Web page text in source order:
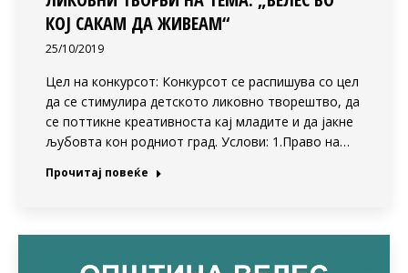
КОЈ САКАМ ДА ЖИВЕАМ“
25/10/2019
Цел на конкурсот: Конкурсот се распишува со цел
да се стимулира детското ликовно творештво, да
се поттикне креативноста кај младите и да јакне
љубовта кон родниот град. Услови: 1.Право на…
Прочитај повеќе